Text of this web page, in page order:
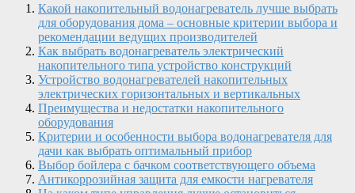
Какой накопительный водонагреватель лучше выбрать
для оборудования дома – основные критерии выбора и
рекомендации ведущих производителей
Как выбрать водонагреватель электрический
накопительного типа устройство конструкций
Устройство водонагревателей накопительных
электрических горизонтальных и вертикальных
Преимущества и недостатки накопительного
оборудования
Критерии и особенности выбора водонагревателя для
дачи как выбрать оптимальный прибор
Выбор бойлера с бачком соответствующего объема
Антикоррозийная защита для емкости нагревателя